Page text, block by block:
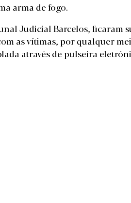
arma de fogo.
Judicial Barcelos, ficaram
as vítimas, por qualquer
através de pulseira